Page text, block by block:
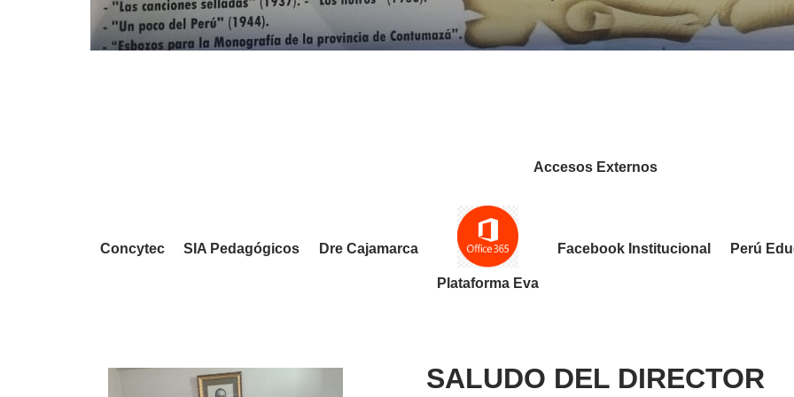
Accesos Externos
Concytec SIA Pedagógicos Dre Cajamarca
Plataforma Eva
Facebook Institucional Perú
SALUDO DEL DIRECTOR